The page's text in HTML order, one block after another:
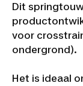
Dit
voor
ondergrond).
Het is ideaal